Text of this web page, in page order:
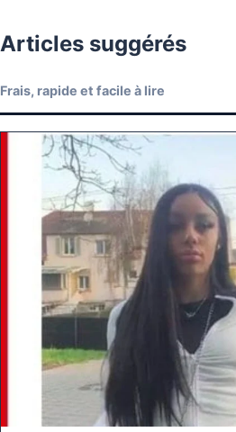
Articles suggérés
Frais, rapide et facile à lire